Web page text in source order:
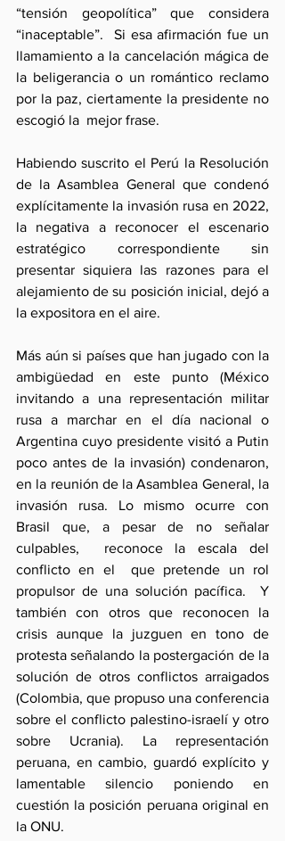
“tensión geopolítica” que considera
“inaceptable”.  Si esa afirmación fue un
llamamiento a la cancelación mágica de
la beligerancia o un romántico reclamo
por la paz, ciertamente la presidente no
escogió la  mejor frase.
Habiendo suscrito el Perú la Resolución
de la Asamblea General que condenó
explícitamente la invasión rusa en 2022,
la negativa a reconocer el escenario
estratégico correspondiente sin
presentar siquiera las razones para el
alejamiento de su posición inicial, dejó a
la expositora en el aire.
Más aún si países que han jugado con la
ambigüedad en este punto (México
invitando a una representación militar
rusa a marchar en el día nacional o
Argentina cuyo presidente visitó a Putin
poco antes de la invasión) condenaron,
en la reunión de la Asamblea General, la
invasión rusa. Lo mismo ocurre con
Brasil que, a pesar de no señalar
culpables,  reconoce la escala del
conflicto en el  que pretende un rol
propulsor de una solución pacífica.  Y
también con otros que reconocen la
crisis aunque la juzguen en tono de
protesta señalando la postergación de la
solución de otros conflictos arraigados
(Colombia, que propuso una conferencia
sobre el conflicto palestino-israelí y otro
sobre Ucrania). La representación
peruana, en cambio, guardó explícito y
lamentable silencio poniendo en
cuestión la posición peruana original en
la ONU.